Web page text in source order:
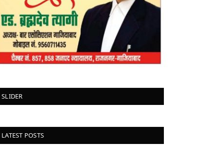
SLIDER
LATEST POSTS